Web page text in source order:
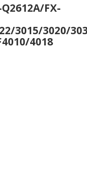
FX-
3015/3020/
4018